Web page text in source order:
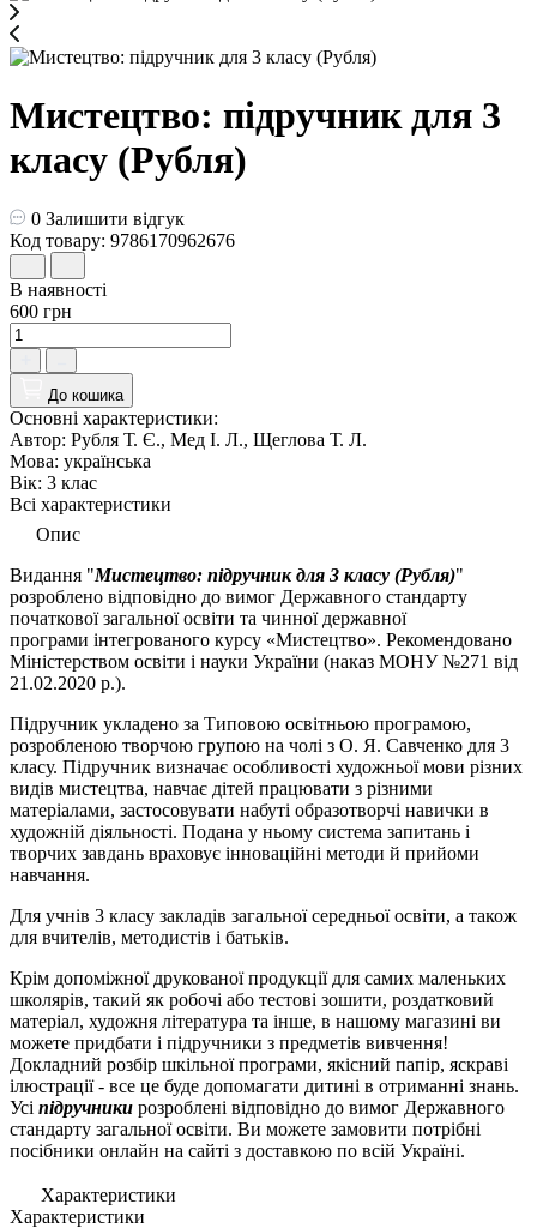
Мистецтво: підручник для 3
класу (Рубля)
0 Залишити відгук
Код товару: 9786170962676
В наявності
600 грн
До кошика
Основні характеристики:
Автор: Рубля Т. Є., Мед І. Л., Щеглова Т. Л.
Мова: українська
Вік: 3 клас
Всі характеристики
Опис
Видання "Мистецтво: підручник для 3 класу (Рубля)"
розроблено відповідно до вимог Державного стандарту
початкової загальної освіти та чинної державної
програми інтегрованого курсу «Мистецтво». Рекомендовано
Міністерством освіти і науки України (наказ МОНУ №271 від
21.02.2020 р.).
Підручник укладено за Типовою освітньою програмою,
розробленою творчою групою на чолі з О. Я. Савченко для 3
класу. Підручник визначає особливості художньої мови різних
видів мистецтва, навчає дітей працювати з різними
матеріалами, застосовувати набуті образотворчі навички в
художній діяльності. Подана у ньому система запитань і
творчих завдань враховує інноваційні методи й прийоми
навчання.
Для учнів 3 класу закладів загальної середньої освіти, а також
для вчителів, методистів і батьків.
Крім допоміжної друкованої продукції для самих маленьких
школярів, такий як робочі або тестові зошити, роздатковий
матеріал, художня література та інше, в нашому магазині ви
можете придбати і підручники з предметів вивчення!
Докладний розбір шкільної програми, якісний папір, яскраві
ілюстрації - все це буде допомагати дитині в отриманні знань.
Усі підручники розроблені відповідно до вимог Державного
стандарту загальної освіти. Ви можете замовити потрібні
посібники онлайн на сайті з доставкою по всій Україні.
Характеристики
Характеристики